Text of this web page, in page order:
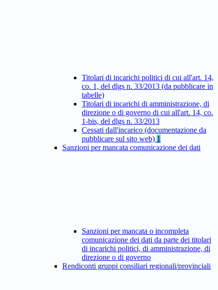
Titolari di incarichi politici di cui all'art. 14,
co. 1, del dlgs n. 33/2013 (da pubblicare in
tabelle)
Titolari di incarichi di amministrazione, di
direzione o di governo di cui all'art. 14, co.
1-bis, del dlgs n. 33/2013
Cessati dall'incarico (documentazione da
pubblicare sul sito web) 1
Sanzioni per mancata comunicazione dei dati
Sanzioni per mancata o incompleta
comunicazione dei dati da parte dei titolari
di incarichi politici, di amministrazione, di
direzione o di governo
Rendiconti gruppi consiliari regionali/provinciali